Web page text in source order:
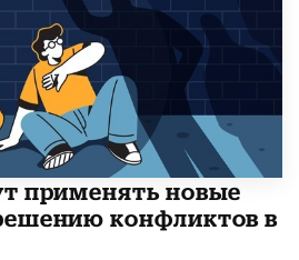
применять новые
конфликтов в